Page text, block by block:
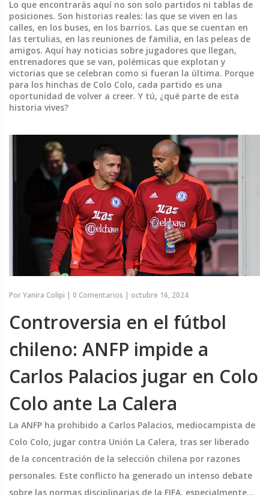
Lo que encontrarás aquí no son solo partidos ni tablas de
posiciones. Son historias reales: las que se viven en las
calles, en los buses, en los barrios. Las que se cuentan en
las tertulias, en las reuniones de familia, en las peleas de
amigos. Aquí hay noticias sobre jugadores que llegan,
entrenadores que se van, polémicas que explotan y
victorias que se celebran como si fueran la última. Porque
para los hinchas de Colo Colo, cada partido es una
oportunidad de volver a creer. Y tú, ¿qué parte de esta
historia vives?
PorYanira Colipi | 0 Comentarios | octubre 16, 2024
Controversia en el fútbol
chileno: ANFP impide a
Carlos Palacios jugar en Colo
Colo ante La Calera
La ANFP ha prohibido a Carlos Palacios, mediocampista de
Colo Colo, jugar contra Unión La Calera, tras ser liberado
de la concentración de la selección chilena por razones
personales. Este conflicto ha generado un intenso debate
sobre las normas disciplinarias de la FIFA, especialmente